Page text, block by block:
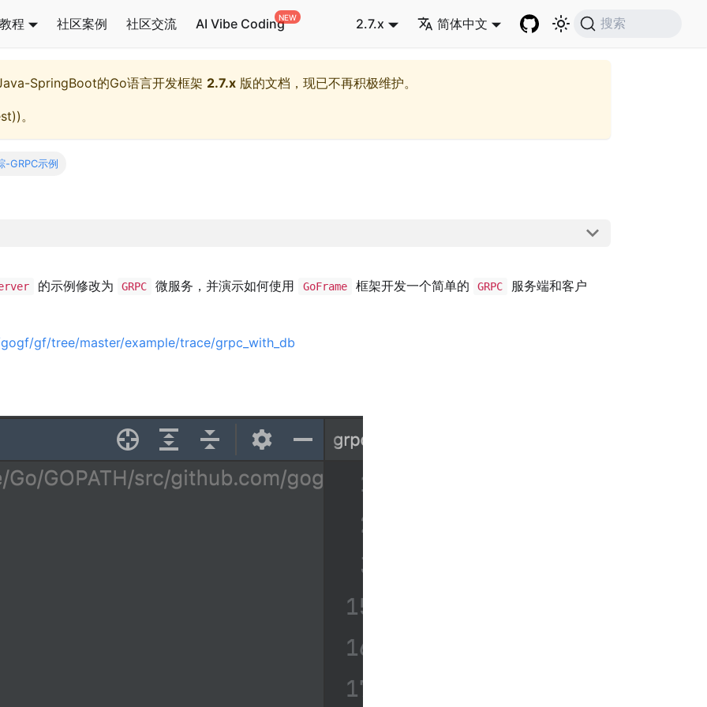
程 社区案例 社区交流 AI Vibe Coding 2.7.x 简体中文 搜索
SpringBoot的Go语言开发框架 2.7.x 版的文档，现已不再积极维护。
)。
-GRPC示例
的示例修改为 GRPC 微服务，并演示如何使用 GoFrame 框架开发一个简单的 GRPC 服务端和客户
gf/tree/master/example/trace/grpc_with_db